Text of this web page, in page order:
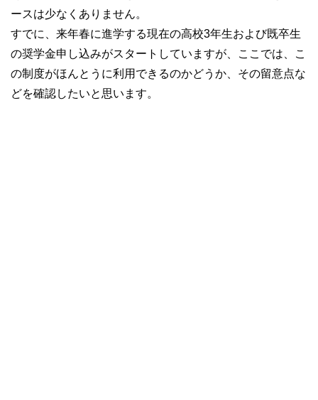
ースは少なくありません。
すでに、来年春に進学する現在の高校3年生および既卒生
の奨学金申し込みがスタートしていますが、ここでは、こ
の制度がほんとうに利用できるのかどうか、その留意点な
どを確認したいと思います。